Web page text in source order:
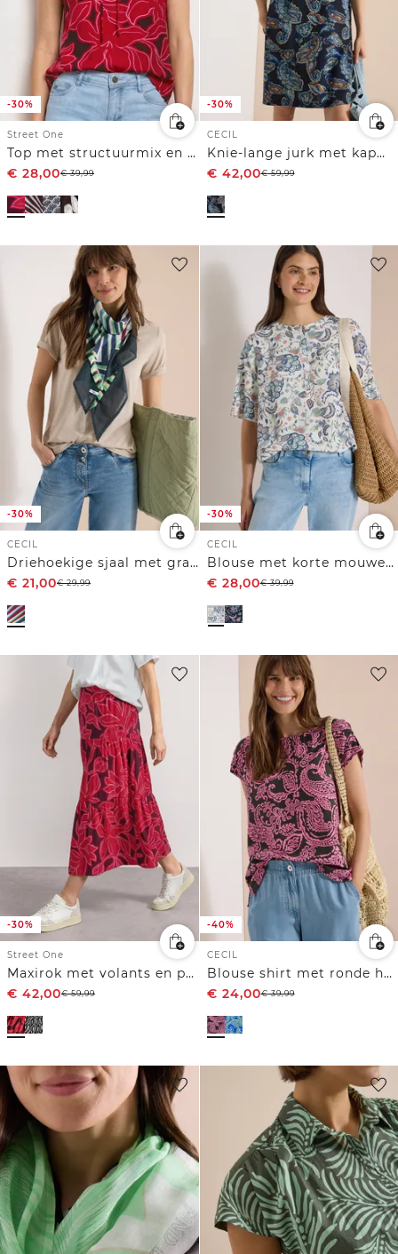
-30%
Street One
Top met structuurmix en gehaakte details
€ 28,00€39,99
-30%
CECIL
Knie-lange jurk met kapmouwtjes
€ 42,00€59,99
-30%
CECIL
Driehoekige sjaal met grafisch patroon
€ 21,00€29,99
-30%
CECIL
Blouse met korte mouwen, ronde hals en print
€ 28,00€39,99
-30%
Street One
Maxirok met volants en print
€ 42,00€59,99
-40%
CECIL
Blouse shirt met ronde hals en print
€ 24,00€39,99